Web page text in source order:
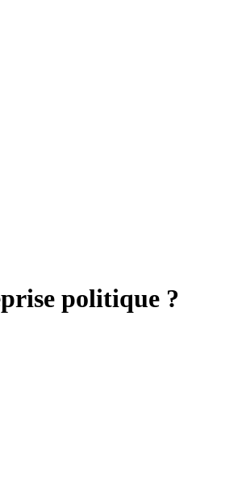
politique ?